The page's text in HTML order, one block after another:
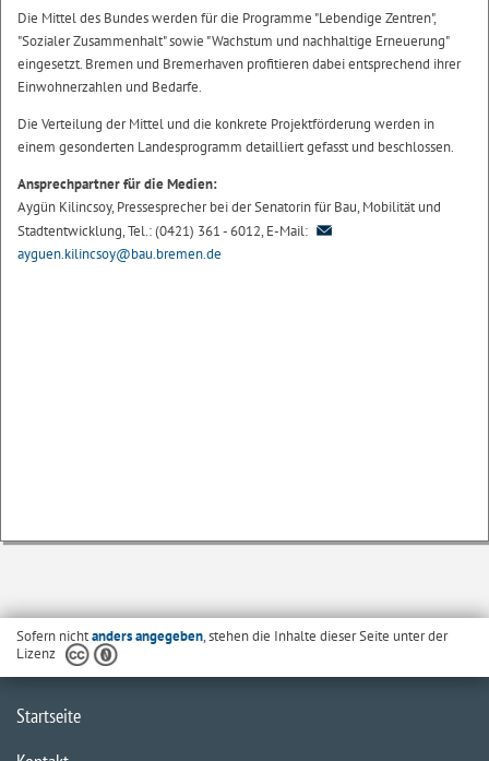
Die Mittel des Bundes werden für die Programme "Lebendige Zentren",
"Sozialer Zusammenhalt" sowie "Wachstum und nachhaltige Erneuerung"
eingesetzt. Bremen und Bremerhaven profitieren dabei entsprechend ihrer
Einwohnerzahlen und Bedarfe.
Die Verteilung der Mittel und die konkrete Projektförderung werden in
einem gesonderten Landesprogramm detailliert gefasst und beschlossen.
Ansprechpartner für die Medien:
Aygün Kilincsoy, Pressesprecher bei der Senatorin für Bau, Mobilität und
Stadtentwicklung, Tel.: (0421) 361 - 6012, E-Mail:
ayguen.kilincsoy@bau.bremen.de
Sofern nichtanders angegeben, stehen die Inhalte dieser Seite unter der
Lizenz
Startseite